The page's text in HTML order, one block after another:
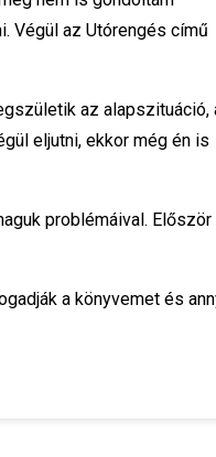
Végül az Utórengés című
az alapszituáció,
eljutni, ekkor még én is
problémáival. Először
a könyvemet és